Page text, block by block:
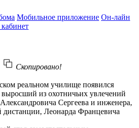
Мобильное приложение Он-лайн
Скопировано!
реальном училище появился
из охотничьих увлечений
Сергеева и инженера,
дистанции, Леонарда Францевича